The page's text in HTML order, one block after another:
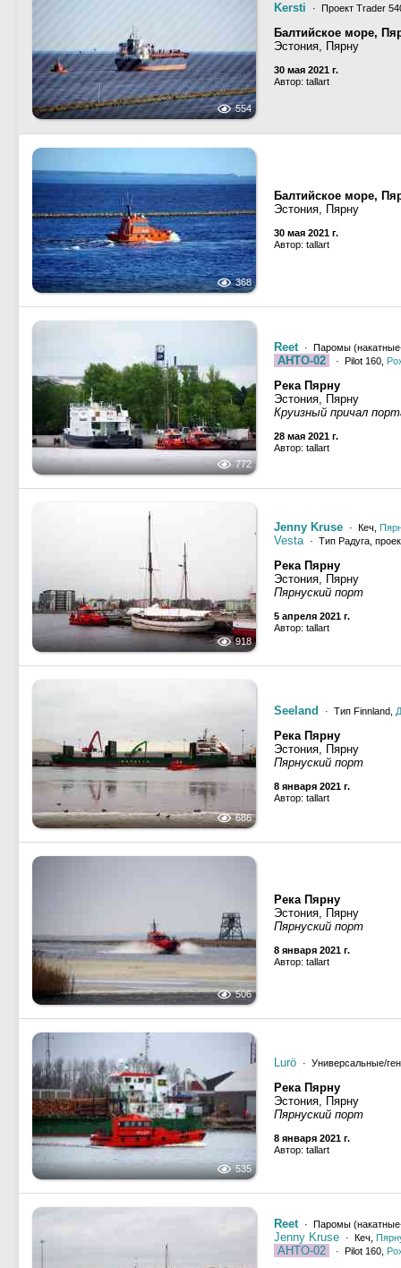
554
Kersti · Проект Trader
Балтийское море,
Эстония, Пярну
30 мая 2021 г.
Автор: tallart
368
Балтийское море,
Эстония, Пярну
30 мая 2021 г.
Автор: tallart
772
Reet · Паромы
AHTO-02 · Pilot 160,
Река Пярну
Эстония, Пярну
Круизный причал
28 мая 2021 г.
Автор: tallart
918
Jenny Kruse · Кеч,
Vesta · Тип Радуга,
Река Пярну
Эстония, Пярну
Пярнуский порт
5 апреля 2021 г.
Автор: tallart
686
Seeland · Тип Finnland,
Река Пярну
Эстония, Пярну
Пярнуский порт
8 января 2021 г.
Автор: tallart
506
Река Пярну
Эстония, Пярну
Пярнуский порт
8 января 2021 г.
Автор: tallart
535
Lurö · Универсальные/
Река Пярну
Эстония, Пярну
Пярнуский порт
8 января 2021 г.
Автор: tallart
Reet · Паромы
Jenny Kruse · Кеч,
AHTO-02 · Pilot 160,